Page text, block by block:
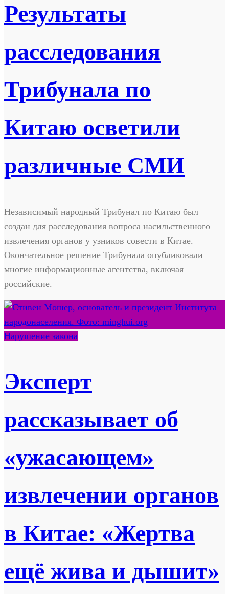
Результаты
расследования
Трибунала по
Китаю осветили
различные СМИ
Независимый народный Трибунал по Китаю был
создан для расследования вопроса насильственного
извлечения органов у узников совести в Китае.
Окончательное решение Трибунала опубликовали
многие информационные агентства, включая
российские.
Нарушение закона
Эксперт
рассказывает об
«ужасающем»
извлечении органов
в Китае: «Жертва
ещё жива и дышит»